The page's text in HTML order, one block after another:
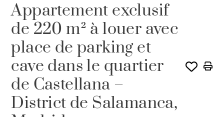
Appartement exclusif
de 220 m² à louer avec
place de parking et
cave dans le quartier
de Castellana –
District de Salamanca,